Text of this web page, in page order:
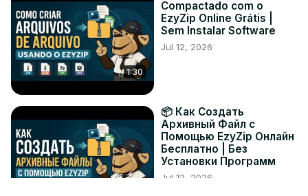
1:30
Compactado com o
EzyZip Online Grátis |
Sem Instalar Software
Jul 12, 2026
📦 Как Создать
Архивный Файл с
Помощью EzyZip Онлайн
Бесплатно | Без
Установки Программ
Jul 12, 2026